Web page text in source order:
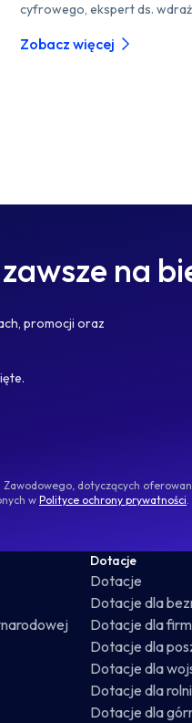
cyfrowego, ekspert ds.
Zobacz więcej
na
promocji oraz
dotyczących
w Polityce ochrony prywatności.
Dotacje
Dotacje
Dotacje dla
Dotacje dla firm
Dotacje dla
Dotacje dla
Dotacje dla
Dotacje dla